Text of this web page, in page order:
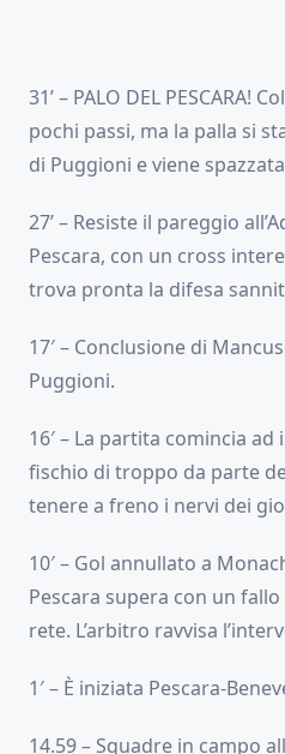
31’ – PALO DEL PESCARA!
pochi passi, ma la palla si
di Puggioni e viene
27’ – Resiste il pareggio
Pescara, con un cross
trova pronta la difesa
17′ – Conclusione di
Puggioni.
16′ – La partita comincia
fischio di troppo da parte
tenere a freno i nervi dei
10′ – Gol annullato a
Pescara supera con un
rete. L’arbitro ravvisa
1′ – È iniziata Pescara-
14.59 – Squadre in campo